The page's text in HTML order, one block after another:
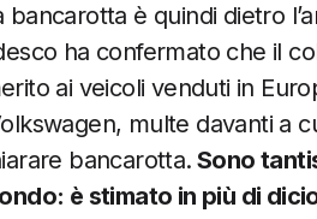
bancarotta è quindi dietro
ha confermato che il
ai veicoli venduti in
multe davanti a
bancarotta. Sono
è stimato in più di